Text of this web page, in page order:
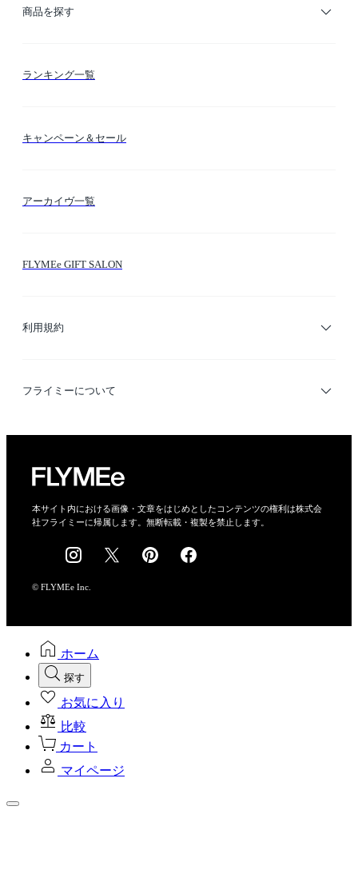
ご利用ガイド
商品を探す
カテゴリー検索
ランキング一覧
キャンペーン＆セール
アーカイヴ一覧
FLYMEe GIFT SALON
利用規約
利用規約
フライミーについて
会社概要
採用情報
本サイト内における画像・文章をはじめとしたコンテンツの権利は株式会
社フライミーに帰属します。無断転載・複製を禁止します。
© FLYMEe Inc.
ホーム
探す
お気に入り
比較
カート
マイページ